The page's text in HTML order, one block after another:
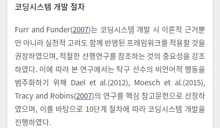
코딩시스템 개발 절차
Furr and Funder(2007)는 코딩시스템 개발 시 이론적 근거뿐
만 아니라 실천적 고려도 함께 반영된 프레임워크를 적용할 것을
권장하였으며, 적절한 선행연구를 참조하는 것의 중요성을 강조
하였다. 이에 따라 본 연구에서는 탁구 선수의 비언어적 행동을
범주화하기 위해 Dael et al.(2012), Moesch et al.(2015),
Tracy and Robins(2007)의 연구를 핵심 참고문헌으로 선정하
였으며, 이를 바탕으로 10단계 절차에 따라 코딩시스템 개발을
진행하였다.